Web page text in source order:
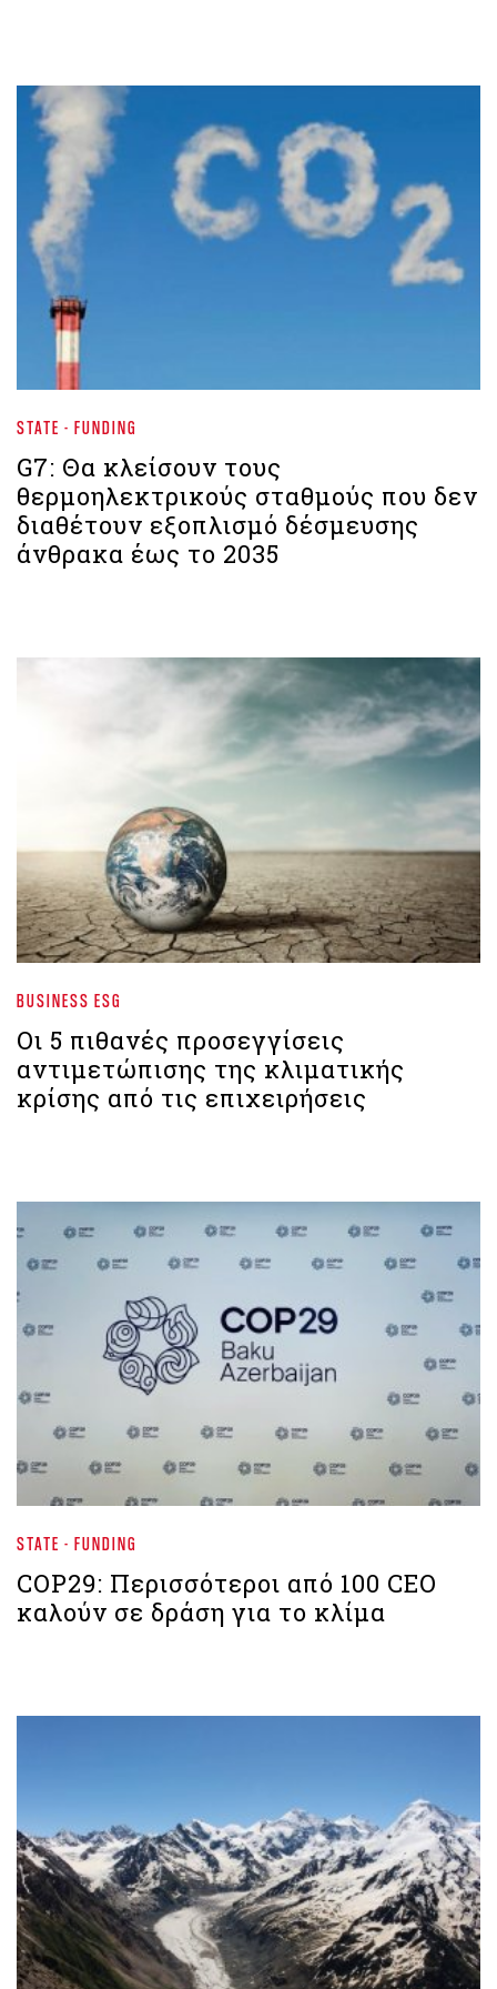
STATE - FUNDING
G7: Θα κλείσουν τους
θερμοηλεκτρικούς σταθμούς που δεν
διαθέτουν εξοπλισμό δέσμευσης
άνθρακα έως το 2035
BUSINESS ESG
Οι 5 πιθανές προσεγγίσεις
αντιμετώπισης της κλιματικής
κρίσης από τις επιχειρήσεις
STATE - FUNDING
COP29: Περισσότεροι από 100 CEO
καλούν σε δράση για το κλίμα